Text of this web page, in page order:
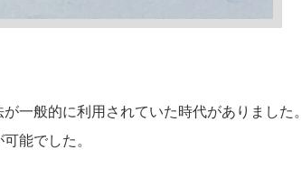
一般的に利用されていた時代がありました。
能でした。